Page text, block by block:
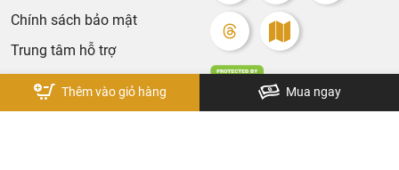
Thêm vào giỏ hàng Mua ngay
Chính sách bảo mật
Trung tâm hỗ trợ